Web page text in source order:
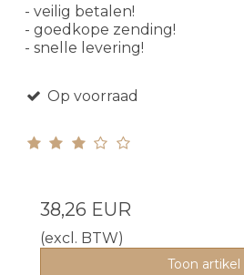
- veilig betalen!
- goedkope zending!
- snelle levering!
Op voorraad
38,26 EUR
(excl. BTW)
Toon artikel